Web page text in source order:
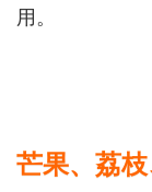
用。
芒果、荔